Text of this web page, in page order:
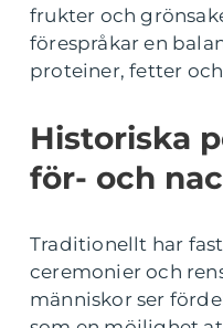
frukter och
förespråkar en
proteiner, fetter
Historiska
för- och
Traditionellt har
ceremonier och
människor ser